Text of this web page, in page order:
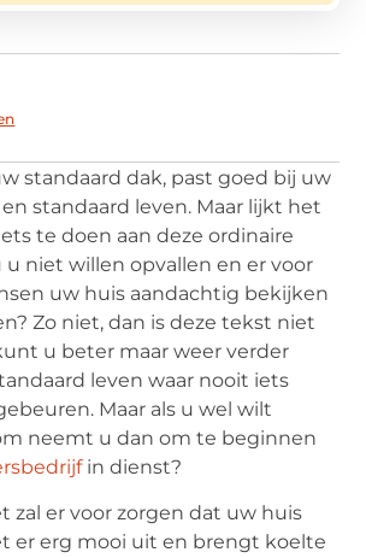
standaard dak, past goed bij uw
standaard leven. Maar lijkt het
te doen aan deze ordinaire
u niet willen opvallen en er voor
uw huis aandachtig bekijken
Zo niet, dan is deze tekst niet
u beter maar weer verder
leven waar nooit iets
Maar als u wel wilt
neemt u dan om te beginnen
in dienst?
zal er voor zorgen dat uw huis
er erg mooi uit en brengt koelte